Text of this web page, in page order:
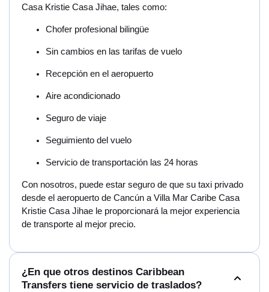
Casa Kristie Casa Jihae, tales como:
Chofer profesional bilingüe
Sin cambios en las tarifas de vuelo
Recepción en el aeropuerto
Aire acondicionado
Seguro de viaje
Seguimiento del vuelo
Servicio de transportación las 24 horas
Con nosotros, puede estar seguro de que su taxi privado
desde el aeropuerto de Cancún a Villa Mar Caribe Casa
Kristie Casa Jihae le proporcionará la mejor experiencia
de transporte al mejor precio.
¿En que otros destinos Caribbean
Transfers tiene servicio de traslados?